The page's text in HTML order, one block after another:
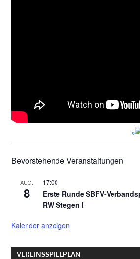
Bevorstehende Veranstaltungen
AUG.
8
17:00
Erste Runde SBFV-
RW Stegen I
Kalender anzeigen
VEREINSSPIELPLAN